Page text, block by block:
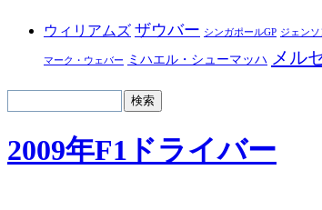
ウィリアムズ ザウバー シンガポールGP ジェン
マーク・ウェバー ミハエル・シューマッハ メル
2009年F1ドライバー